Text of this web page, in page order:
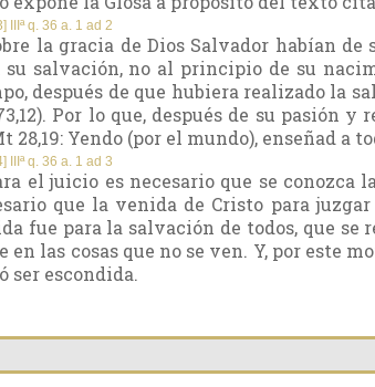
IIIª q. 36 a. 1 ad 2
la gracia de Dios Salvador habían
su salvación, no al principio de su
después de que hubiera realizado la
Por lo que, después de su pasión
28,19: Yendo (por el mundo), enseñad a
IIIª q. 36 a. 1 ad 3
el juicio es necesario que se conozca
que la venida de Cristo para
fue para la salvación de todos, que se
en las cosas que no se ven. Y, por este
ser escondida.